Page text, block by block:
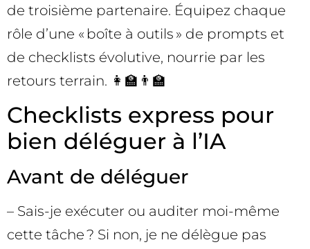
de troisième partenaire. Équipez chaque
rôle d’une « boîte à outils » de prompts et
de checklists évolutive, nourrie par les
retours terrain. 👩‍🏫👨‍🏫
Checklists express pour
bien déléguer à l’IA
Avant de déléguer
– Sais-je exécuter ou auditer moi-même
cette tâche ? Si non, je ne délègue pas